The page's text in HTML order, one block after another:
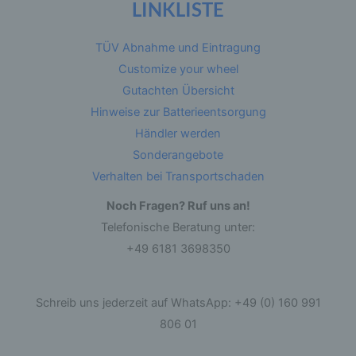
LINKLISTE
TÜV Abnahme und Eintragung
Customize your wheel
Gutachten Übersicht
Hinweise zur Batterieentsorgung
Händler werden
Sonderangebote
Verhalten bei Transportschaden
Noch Fragen? Ruf uns an!
Telefonische Beratung unter:
+49 6181 3698350
Schreib uns jederzeit auf WhatsApp: +49 (0) 160 991
806 01
personenbezogene Daten von dem für die
Verarbeitung Verantwortlichen verarbeitet
Verarbeitung ist jeder mit oder ohne Hilfe
oder jede solche Vorgangsreihe im
wie das Erheben, das Erfassen, die
Anpassung oder Veränderung, das Auslesen,
das Abfragen, die Verwendung, die Offenlegung
durch Übermittlung, Verbreitung oder eine